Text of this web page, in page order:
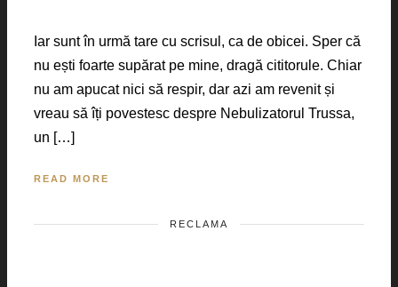
Iar sunt în urmă tare cu scrisul, ca de obicei. Sper că
nu ești foarte supărat pe mine, dragă cititorule. Chiar
nu am apucat nici să respir, dar azi am revenit și
vreau să îți povestesc despre Nebulizatorul Trussa,
un […]
READ MORE
RECLAMA